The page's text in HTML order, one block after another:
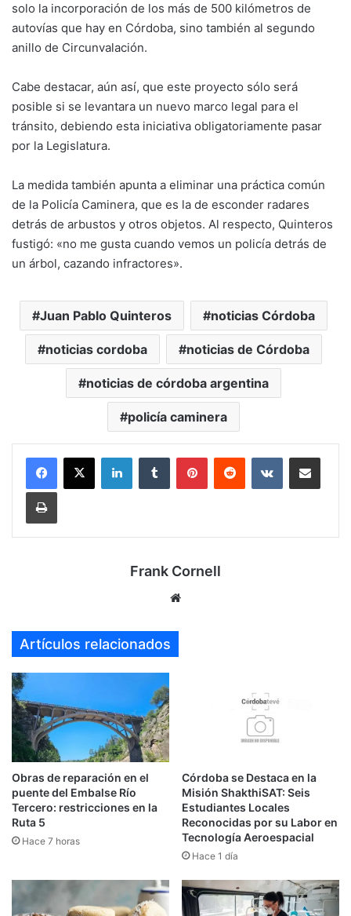
solo la incorporación de los más de 500 kilómetros de
autovías que hay en Córdoba, sino también al segundo
anillo de Circunvalación.
Cabe destacar, aún así, que este proyecto sólo será
posible si se levantara un nuevo marco legal para el
tránsito, debiendo esta iniciativa obligatoriamente pasar
por la Legislatura.
La medida también apunta a eliminar una práctica común
de la Policía Caminera, que es la de esconder radares
detrás de arbustos y otros objetos. Al respecto, Quinteros
fustigó: «no me gusta cuando vemos un policía detrás de
un árbol, cazando infractores».
Juan Pablo Quinteros noticias Córdoba
noticias cordoba noticias de Córdoba
noticias de córdoba argentina
policía caminera
LinkedInTumblr PinterestReddit VKontakteCompartir por mail
Imprimir
Frank Cornell
Artículos relacionados
Obras de reparación en el
puente del Embalse Río
Tercero: restricciones en la
Ruta 5
Hace 7 horas
Córdoba se Destaca en la
Misión ShakthiSAT: Seis
Estudiantes Locales
Reconocidas por su Labor en
Tecnología Aeroespacial
Hace 1 día